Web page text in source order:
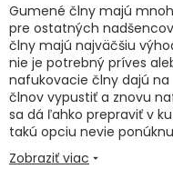
Gumené člny majú
pre ostatných
člny majú najväčšiu
nie je potrebný príves
nafukovacie člny dajú
člnov vypustiť a znovu
sa dá ľahko prepraviť v
takú opciu nevie
Zobraziť viac arrow_drop_down